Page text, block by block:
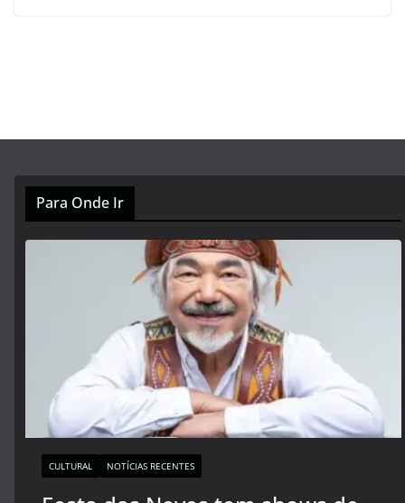
Para Onde Ir
CULTURAL NOTÍCIAS RECENTES